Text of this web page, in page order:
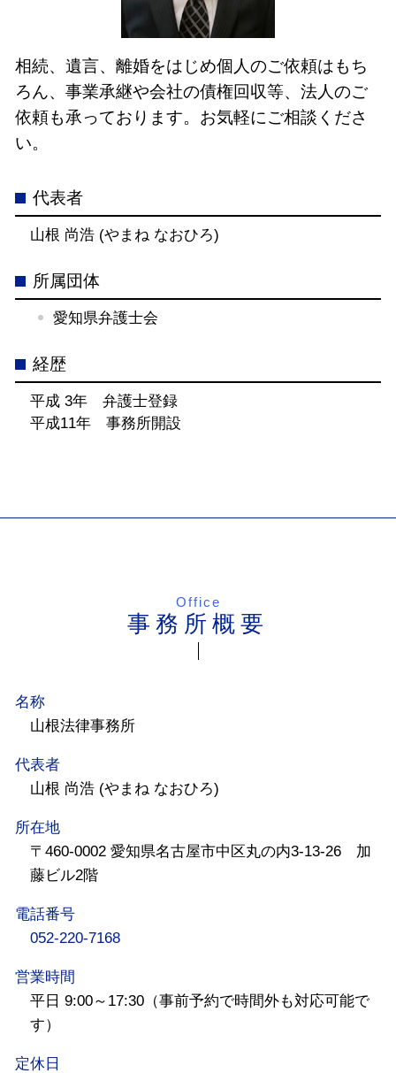
相続、遺言、離婚をはじめ個人のご依頼はもち
ろん、事業承継や会社の債権回収等、法人のご
依頼も承っております。お気軽にご相談くださ
い。
代表者
山根 尚浩 (やまね なおひろ)
所属団体
愛知県弁護士会
経歴
平成 3年 弁護士登録
平成11年 事務所開設
Office
事務所概要
名称
山根法律事務所
代表者
山根 尚浩 (やまね なおひろ)
所在地
〒460-0002 愛知県名古屋市中区丸の内3-13-26 加
藤ビル2階
電話番号
052-220-7168
営業時間
平日 9:00～17:30（事前予約で時間外も対応可能で
す）
定休日